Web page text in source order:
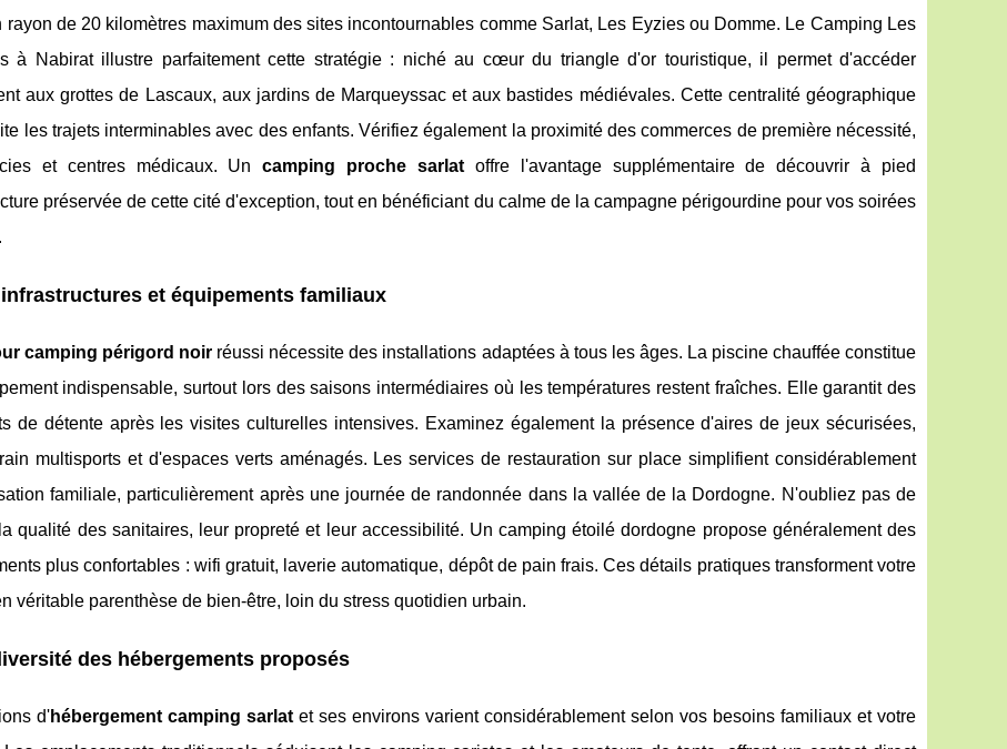
rayon de 20 kilomètres maximum des sites incontournables comme Sarlat, Les Eyzies ou Domme. Le Camping Les
à Nabirat illustre parfaitement cette stratégie : niché au cœur du triangle d'or touristique, il permet d'accéder
aux grottes de Lascaux, aux jardins de Marqueyssac et aux bastides médiévales. Cette centralité géographique
les trajets interminables avec des enfants. Vérifiez également la proximité des commerces de première nécessité,
et centres médicaux. Uncamping proche sarlat offre l'avantage supplémentaire de découvrir à pied
préservée de cette cité d'exception, tout en bénéficiant du calme de la campagne périgourdine pour vos soirées
et équipements familiaux
camping périgord noir réussi nécessite des installations adaptées à tous les âges. La piscine chauffée constitue
indispensable, surtout lors des saisons intermédiaires où les températures restent fraîches. Elle garantit des
de détente après les visites culturelles intensives. Examinez également la présence d'aires de jeux sécurisées,
multisports et d'espaces verts aménagés. Les services de restauration sur place simplifient considérablement
familiale, particulièrement après une journée de randonnée dans la vallée de la Dordogne. N'oubliez pas de
qualité des sanitaires, leur propreté et leur accessibilité. Un camping étoilé dordogne propose généralement des
plus confortables : wifi gratuit, laverie automatique, dépôt de pain frais. Ces détails pratiques transforment votre
véritable parenthèse de bien-être, loin du stress quotidien urbain.
des hébergements proposés
d'hébergement camping sarlat et ses environs varient considérablement selon vos besoins familiaux et votre